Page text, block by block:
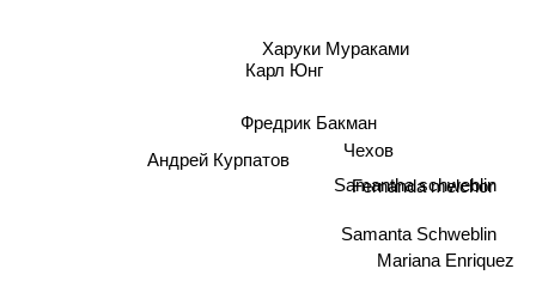
Андрей Курпатов
Фредрик Бакман
Карл Юнг
Чехов
Харуки Мураками
Samanta Schweblin
Samantha schweblin
Fernanda melchor
Mariana Enriquez